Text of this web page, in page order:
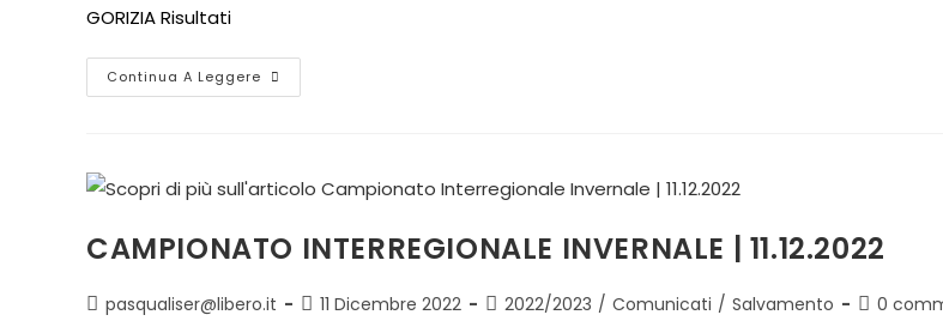
GORIZIA Risultati
Continua A Leggere
CAMPIONATO INTERREGIONALE INVERNALE | 11.12.2022
pasqualiser@libero.it 11 Dicembre 2022 2022/2023 / Comunicati / Salvamento 0